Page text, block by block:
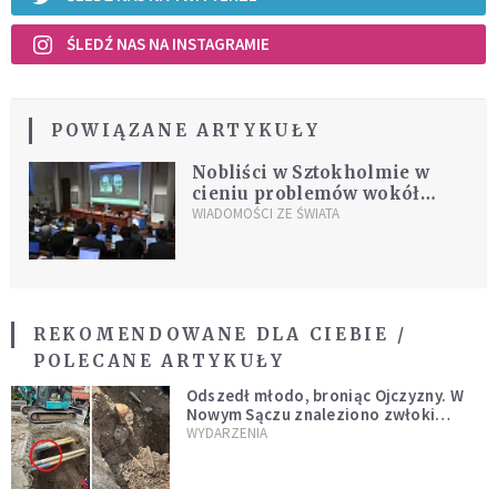
ŚLEDŹ NAS NA INSTAGRAMIE
POWIĄZANE ARTYKUŁY
Nobliści w Sztokholmie w
cieniu problemów wokół
nagrody
WIADOMOŚCI ZE ŚWIATA
REKOMENDOWANE DLA CIEBIE /
POLECANE ARTYKUŁY
Odszedł młodo, broniąc Ojczyzny. W
Nowym Sączu znaleziono zwłoki
mężczyzny z czasów potopu
WYDARZENIA